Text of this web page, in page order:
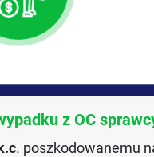
z OC
. poszkodowanemu